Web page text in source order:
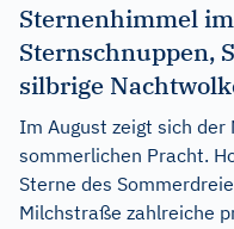
Sternenhimmel
Sternschnuppen,
silbrige
Im August zeigt sich
sommerlichen Pracht.
Sterne des
Milchstraße zahlreiche